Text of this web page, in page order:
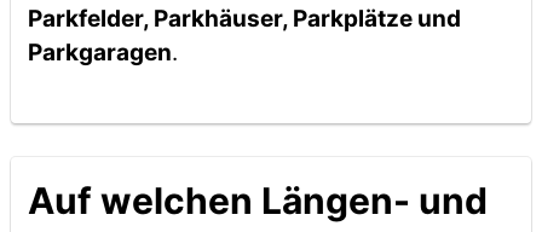
Parkfelder, Parkhäuser, Parkplätze und
Parkgaragen.
Auf welchen Längen- und